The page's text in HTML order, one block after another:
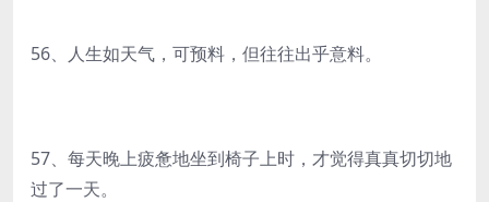
56、人生如天气，可预料，但往往出乎意料。
57、每天晚上疲惫地坐到椅子上时，才觉得真真切切地
过了一天。